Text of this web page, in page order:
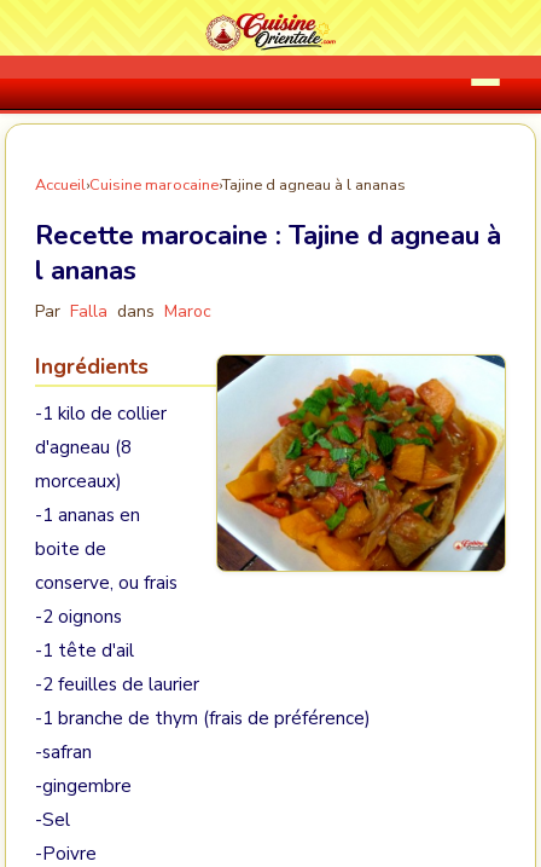
Accueil›Cuisine marocaine›Tajine d agneau à l ananas
Recette marocaine : Tajine d agneau à
l ananas
Par Falla dans Maroc
Ingrédients
-1 kilo de collier
d'agneau (8
morceaux)
-1 ananas en
boite de
conserve, ou frais
-2 oignons
-1 tête d'ail
-2 feuilles de laurier
-1 branche de thym (frais de préférence)
-safran
-gingembre
-Sel
-Poivre